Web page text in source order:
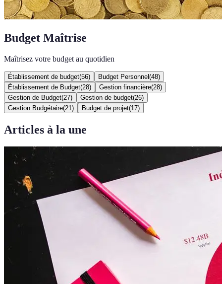
Budget Maîtrise
Maîtrisez votre budget au quotidien
Établissement de budget(56) Budget Personnel (48)
Établissement de Budget(28) Gestion financière(28)
Gestion de Budget(27) Gestion de budget(26)
Gestion Budgétaire(21 ) Budget de projet(17)
Articles à la une